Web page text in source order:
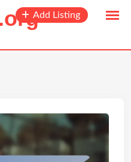
Add Listing